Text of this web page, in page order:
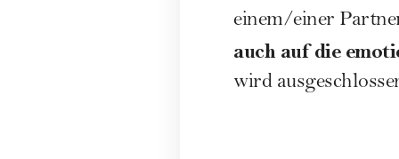
einem/einer
auch auf die
wird